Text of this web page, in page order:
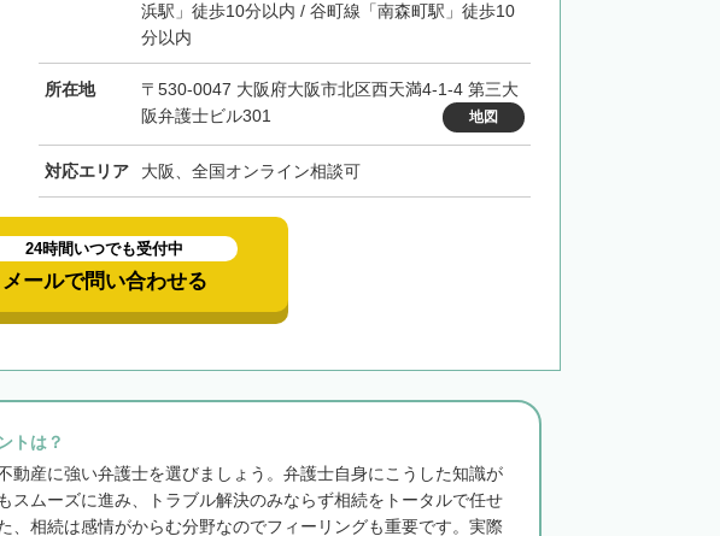
浜駅」徒歩10分以内 / 谷町線「南森町駅」徒歩10
分以内
所在地
〒530-0047 大阪府大阪市北区西天満4-1-4 第三大
阪弁護士ビル301
地図
対応エリア 大阪、全国オンライン相談可
24時間いつでも受付中
メールで問い合わせる
トは？
動産に強い弁護士を選びましょう。弁護士自身にこうした知識が
スムーズに進み、トラブル解決のみならず相続をトータルで任せ
、相続は感情がからむ分野なのでフィーリングも重要です。実際